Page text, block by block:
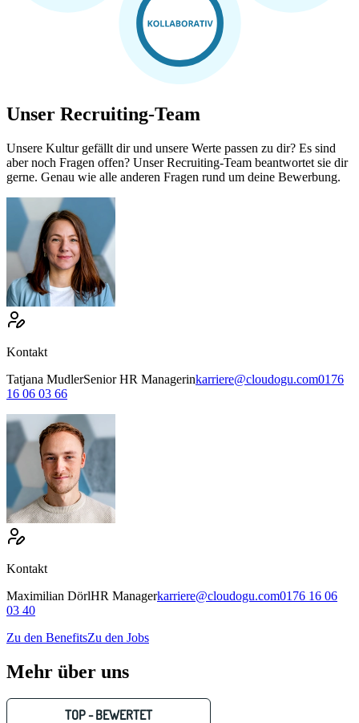
Unser Recruiting-Team
Unsere Kultur gefällt dir und unsere Werte passen zu dir? Es sind
aber noch Fragen offen? Unser Recruiting-Team beantwortet sie dir
gerne. Genau wie alle anderen Fragen rund um deine Bewerbung.
Kontakt
Tatjana MudlerSenior HR Managerinkarriere@cloudogu.com0176
16 06 03 66
Kontakt
Maximilian DörlHR Managerkarriere@cloudogu.com0176 16 06
03 40
Zu den BenefitsZu den Jobs
Mehr über uns